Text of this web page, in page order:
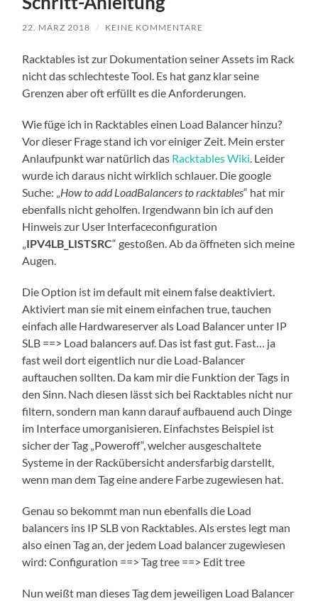
22. MÄRZ 2018 / KEINE KOMMENTARE
Racktables ist zur Dokumentation seiner Assets im Rack
nicht das schlechteste Tool. Es hat ganz klar seine
Grenzen aber oft erfüllt es die Anforderungen.
Wie füge ich in Racktables einen Load Balancer hinzu?
Vor dieser Frage stand ich vor einiger Zeit. Mein erster
Anlaufpunkt war natürlich das Racktables Wiki. Leider
wurde ich daraus nicht wirklich schlauer. Die google
Suche: „How to add LoadBalancers to racktables“ hat mir
ebenfalls nicht geholfen. Irgendwann bin ich auf den
Hinweis zur User Interfaceconfiguration
„IPV4LB_LISTSRC“ gestoßen. Ab da öffneten sich meine
Augen.
Die Option ist im default mit einem false deaktiviert.
Aktiviert man sie mit einem einfachen true, tauchen
einfach alle Hardwareserver als Load Balancer unter IP
SLB ==> Load balancers auf. Das ist fast gut. Fast… ja
fast weil dort eigentlich nur die Load-Balancer
auftauchen sollten. Da kam mir die Funktion der Tags in
den Sinn. Nach diesen lässt sich bei Racktables nicht nur
filtern, sondern man kann darauf aufbauend auch Dinge
im Interface umorganisieren. Einfachstes Beispiel ist
sicher der Tag „Poweroff“, welcher ausgeschaltete
Systeme in der Rackübersicht andersfarbig darstellt,
wenn man dem Tag eine andere Farbe zugewiesen hat.
Genau so bekommt man nun ebenfalls die Load
balancers ins IP SLB von Racktables. Als erstes legt man
also einen Tag an, der jedem Load balancer zugewiesen
wird: Configuration ==> Tag tree ==> Edit tree
Nun weißt man dieses Tag dem jeweiligen Load Balancer